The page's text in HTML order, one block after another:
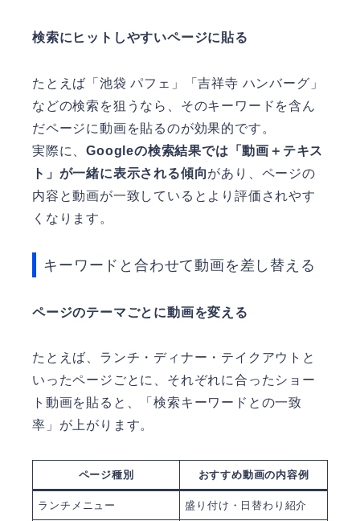
検索にヒットしやすいページに貼る
たとえば「池袋 パフェ」「吉祥寺 ハンバーグ」
などの検索を狙うなら、そのキーワードを含ん
だページに動画を貼るのが効果的です。
実際に、Googleの検索結果では「動画＋テキス
ト」が一緒に表示される傾向があり、ページの
内容と動画が一致しているとより評価されやす
くなります。
キーワードと合わせて動画を差し替える
ページのテーマごとに動画を変える
たとえば、ランチ・ディナー・テイクアウトと
いったページごとに、それぞれに合ったショー
ト動画を貼ると、「検索キーワードとの一致
率」が上がります。
ページ種別 おすすめ動画の内容例
ランチメニュー 盛り付け・日替わり紹介